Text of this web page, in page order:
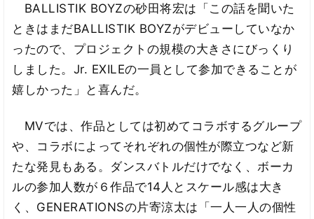
BALLISTIK BOYZの砂田将宏は「この話を聞いた
ときはまだBALLISTIK BOYZがデビューしていなか
ったので、プロジェクトの規模の大きさにびっくり
しました。Jr. EXILEの一員として参加できることが
嬉しかった」と喜んだ。
MVでは、作品としては初めてコラボするグループ
や、コラボによってそれぞれの個性が際立つなど新
たな発見もある。ダンスバトルだけでなく、ボーカ
ルの参加人数が６作品で14人とスケール感は大き
く、GENERATIONSの片寄涼太は「一人一人の個性